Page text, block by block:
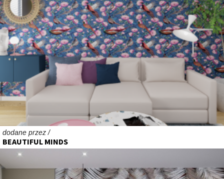
dodane przez /
BEAUTIFUL MINDS